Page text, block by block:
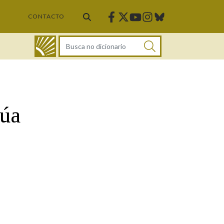
CONTACTO Facebook
Twitter
Youtube
Instagram
Bluesky
DICIONARIO